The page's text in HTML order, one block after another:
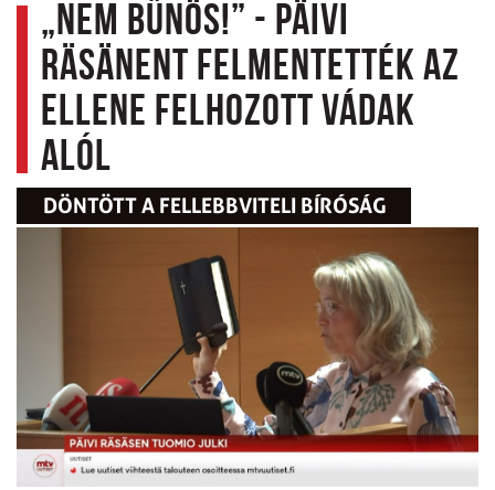
„Nem bűnös!” - Päivi
Räsänent felmentették az
ellene felhozott vádak
alól
DÖNTÖTT A FELLEBBVITELI BÍRÓSÁG